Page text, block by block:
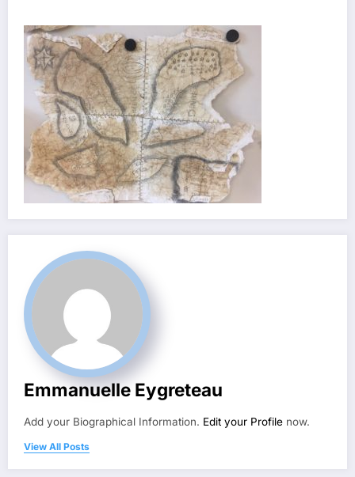
Emmanuelle Eygreteau
Add your Biographical Information. Edit your Profile now.
View All Posts